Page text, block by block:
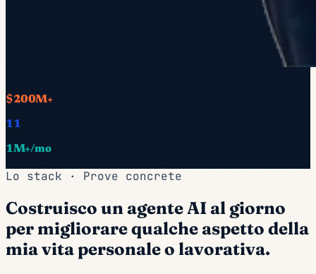
$200M+
11
1M+/mo
Lo stack · Prove concrete
Costruisco un agente AI al giorno
per migliorare qualche aspetto della
mia vita personale o lavorativa.